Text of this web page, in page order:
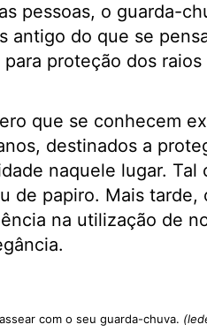
pessoas, o guarda-
antigo do que se
proteção dos
que se conhecem
destinados a
naquele lugar.
de papiro. Mais tarde,
na utilização de
com o seu guarda-chuva.